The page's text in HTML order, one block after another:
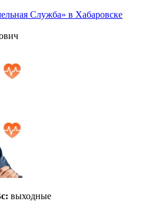
Служба» в Хабаровске
выходные